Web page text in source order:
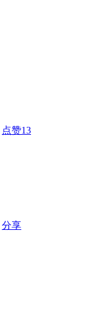
点赞13
分享